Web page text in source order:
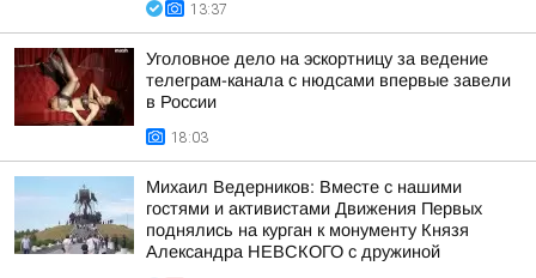
13:37
Уголовное дело на эскортницу за ведение
телеграм-канала с нюдсами впервые завели
в России
18:03
Михаил Ведерников: Вместе с нашими
гостями и активистами Движения Первых
поднялись на курган к монументу Князя
Александра НЕВСКОГО с дружиной